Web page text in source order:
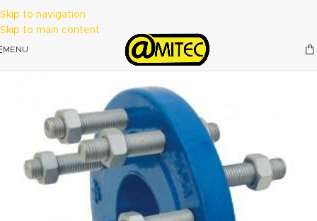
Skip to navigation
Skip to main content
MENU